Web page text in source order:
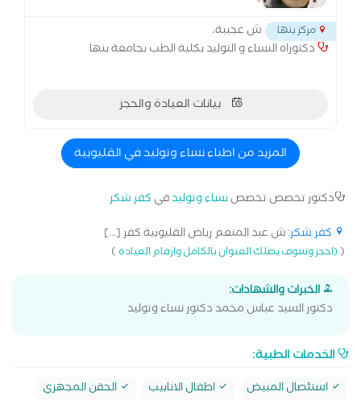
مركز بنها
ش عجيبة،
دكتوراه النساء و التوليد بكلية الطب بجامعة بنها
بيانات العيادة والحجز
المزيد من اطباء نساء وتوليد في القليوبية
دكتور تخصص تخصصنساء وتوليدفي كفر شكر
كفر شكر: ش عبد المنعم رياض القليوبية كفر [...]
((احجز وسوف يصلك العنوان بالكامل وارقام العيادة)
الخبرات والشهادات:
دكتور السيد عباس محمد دكتور نساء وتوليد
الخدمات الطبية:
استئصال المبيض اطفال الانابيب
الحقن المجهري